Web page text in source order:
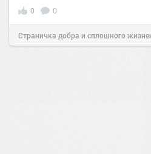
0 0
Страничка добра и сплошного